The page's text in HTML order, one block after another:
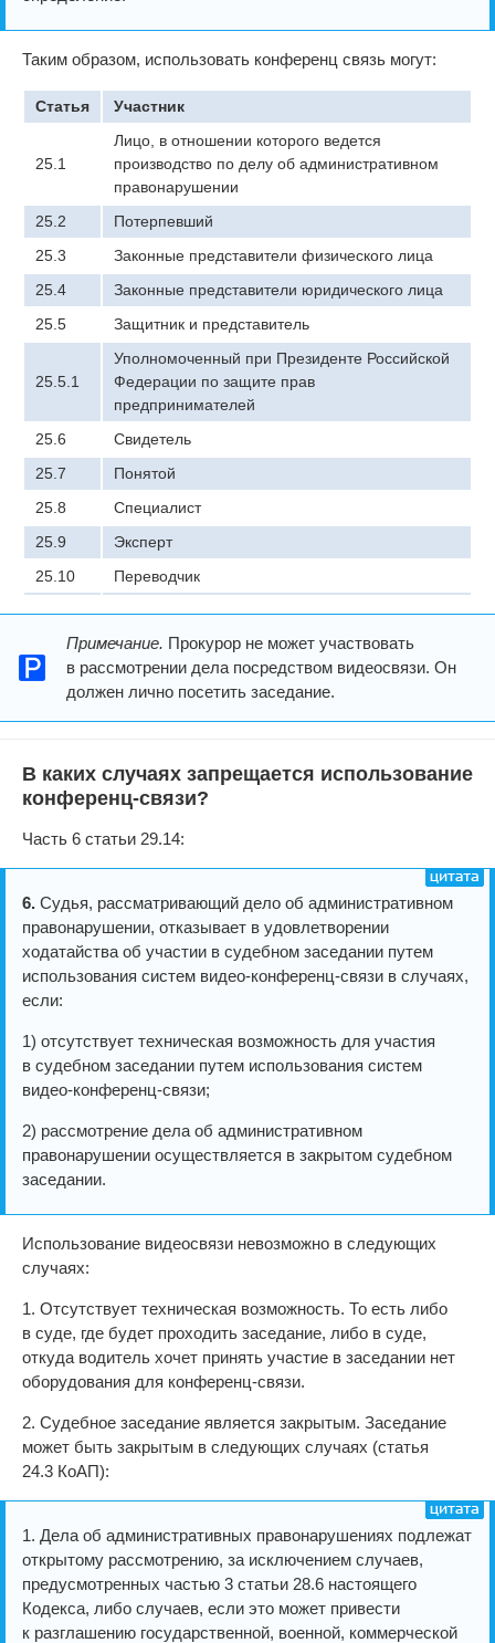
Таким образом, использовать конференц связь могут:
Статья Участник
25.1
Лицо, в отношении которого ведется
производство по делу об административном
правонарушении
25.2
Потерпевший
25.3
Законные представители физического лица
25.4
Законные представители юридического лица
25.5
Защитник и представитель
25.5.1
Уполномоченный при Президенте Российской
Федерации по защите прав
предпринимателей
25.6
Свидетель
25.7
Понятой
25.8
Специалист
25.9
Эксперт
25.10
Переводчик
Примечание. Прокурор не может участвовать
в рассмотрении дела посредством видеосвязи. Он
должен лично посетить заседание.
В каких случаях запрещается использование
конференц-связи?
Часть 6 статьи 29.14:
6. Судья, рассматривающий дело об административном
правонарушении, отказывает в удовлетворении
ходатайства об участии в судебном заседании путем
использования систем видео-конференц-связи в случаях,
если:
1) отсутствует техническая возможность для участия
в судебном заседании путем использования систем
видео-конференц-связи;
2) рассмотрение дела об административном
правонарушении осуществляется в закрытом судебном
заседании.
Использование видеосвязи невозможно в следующих
случаях:
1. Отсутствует техническая возможность. То есть либо
в суде, где будет проходить заседание, либо в суде,
откуда водитель хочет принять участие в заседании нет
оборудования для конференц-связи.
2. Судебное заседание является закрытым. Заседание
может быть закрытым в следующих случаях (статья
24.3 КоАП):
1. Дела об административных правонарушениях подлежат
открытому рассмотрению, за исключением случаев,
предусмотренных частью 3 статьи 28.6 настоящего
Кодекса, либо случаев, если это может привести
к разглашению государственной, военной, коммерческой